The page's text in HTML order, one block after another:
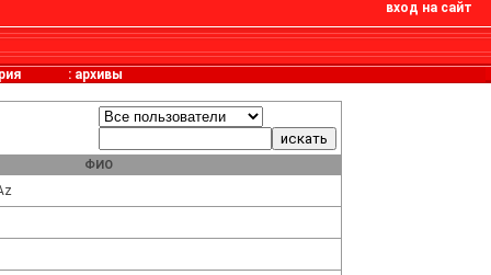
вход на сайт
: архивы
ФИО